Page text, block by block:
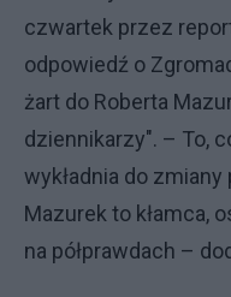
czwartek przez
odpowiedź o
żart do Roberta
dziennikarzy". – To,
wykładnia do
Mazurek to kłamca,
na półprawdach –